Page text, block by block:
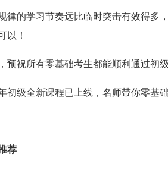
律的学习节奏远比临时突击有效得多
以！
预祝所有零基础考生都能顺利通过初
初级全新课程已上线，名师带你零基
荐